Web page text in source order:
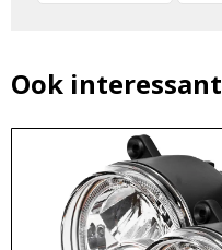
Ook interessant